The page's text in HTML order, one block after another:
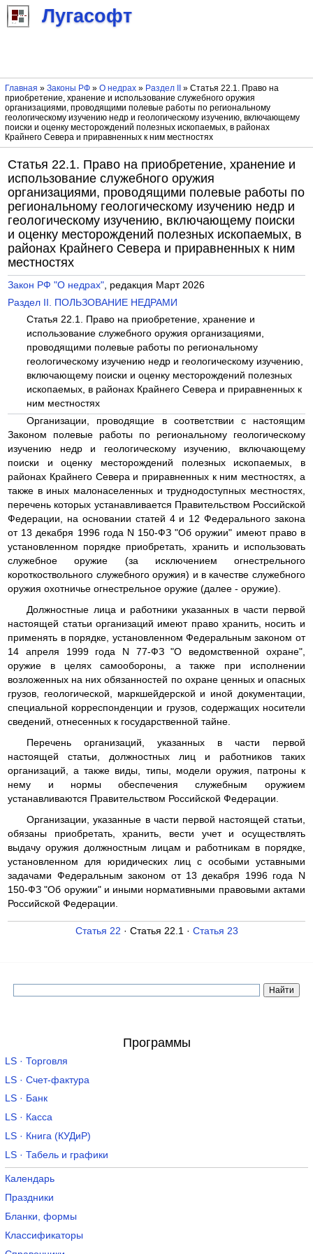
Лугасофт
Главная » Законы РФ» О недрах» Раздел II
» Статья 22.1. Право на
приобретение, хранение и использование служебного оружия
организациями, проводящими полевые работы по региональному
геологическому изучению недр и геологическому изучению, включающему
поиски и оценку месторождений полезных ископаемых, в районах
Крайнего Севера и приравненных к ним местностях
Статья 22.1. Право на приобретение, хранение и
использование служебного оружия
организациями, проводящими полевые работы по
региональному геологическому изучению недр и
геологическому изучению, включающему поиски
и оценку месторождений полезных ископаемых, в
районах Крайнего Севера и приравненных к ним
местностях
Закон РФ "О недрах", редакция Март 2026
Раздел II. ПОЛЬЗОВАНИЕ НЕДРАМИ
Статья 22.1. Право на приобретение, хранение и
использование служебного оружия организациями,
проводящими полевые работы по региональному
геологическому изучению недр и геологическому изучению,
включающему поиски и оценку месторождений полезных
ископаемых, в районах Крайнего Севера и приравненных к
ним местностях
Организации, проводящие в соответствии с настоящим
Законом полевые работы по региональному геологическому
изучению недр и геологическому изучению, включающему
поиски и оценку месторождений полезных ископаемых, в
районах Крайнего Севера и приравненных к ним местностях, а
также в иных малонаселенных и труднодоступных местностях,
перечень которых устанавливается Правительством Российской
Федерации, на основании статей 4 и 12 Федерального закона
от 13 декабря 1996 года N 150-ФЗ "Об оружии" имеют право в
установленном порядке приобретать, хранить и использовать
служебное оружие (за исключением огнестрельного
короткоствольного служебного оружия) и в качестве служебного
оружия охотничье огнестрельное оружие (далее - оружие).
Должностные лица и работники указанных в части первой
настоящей статьи организаций имеют право хранить, носить и
применять в порядке, установленном Федеральным законом от
14 апреля 1999 года N 77-ФЗ "О ведомственной охране",
оружие в целях самообороны, а также при исполнении
возложенных на них обязанностей по охране ценных и опасных
грузов, геологической, маркшейдерской и иной документации,
специальной корреспонденции и грузов, содержащих носители
сведений, отнесенных к государственной тайне.
Перечень организаций, указанных в части первой
настоящей статьи, должностных лиц и работников таких
организаций, а также виды, типы, модели оружия, патроны к
нему и нормы обеспечения служебным оружием
устанавливаются Правительством Российской Федерации.
Организации, указанные в части первой настоящей статьи,
обязаны приобретать, хранить, вести учет и осуществлять
выдачу оружия должностным лицам и работникам в порядке,
установленном для юридических лиц с особыми уставными
задачами Федеральным законом от 13 декабря 1996 года N
150-ФЗ "Об оружии" и иными нормативными правовыми актами
Российской Федерации.
Статья 22 · Статья 22.1 · Статья 23
Программы
LS · Торговля
LS · Счет-фактура
LS · Банк
LS · Касса
LS · Книга (КУДиР)
LS · Табель и графики
Календарь
Праздники
Бланки, формы
Классификаторы